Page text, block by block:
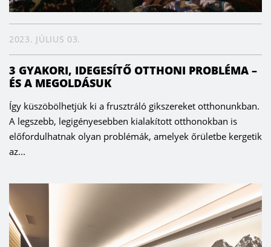
2023. JÚLIUS 03.
3 GYAKORI, IDEGESÍTŐ OTTHONI PROBLÉMA –
ÉS A MEGOLDÁSUK
Így küszöbölhetjük ki a frusztráló gikszereket otthonunkban.
A legszebb, legigényesebben kialakított otthonokban is
előfordulhatnak olyan problémák, amelyek őrületbe kergetik
az...